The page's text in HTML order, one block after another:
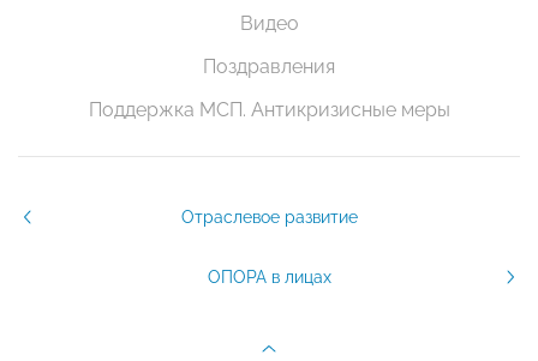
Видео
Поздравления
Поддержка МСП. Антикризисные меры
Отраслевое развитие
ОПОРА в лицах